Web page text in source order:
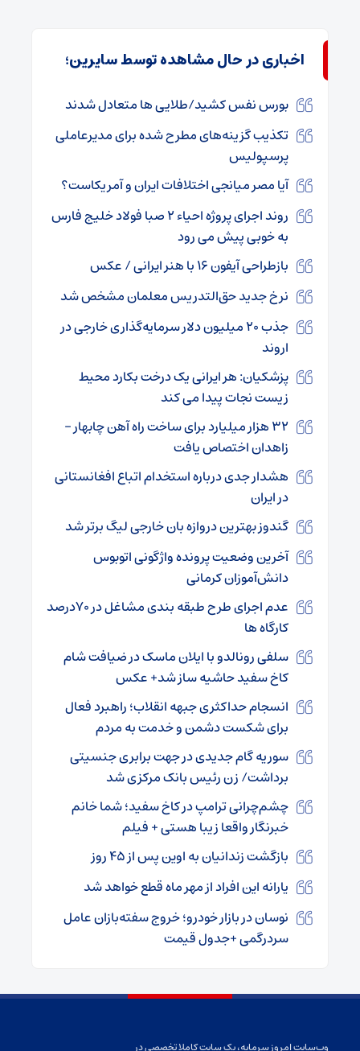
اخباری در حال مشاهده توسط سایرین؛
بورس نفس کشید/طلایی ها متعادل شدند
تکذیب گزینه‌های مطرح شده برای مدیرعاملی
پرسپولیس
آیا مصر میانجی اختلافات ایران و آمریکاست؟
روند اجرای پروژه احیاء ۲ صبا فولاد خلیج فارس
به خوبی پیش می رود
بازطراحی آیفون ۱۶ با هنر ایرانی / عکس
نرخ جدید حق‌التدریس معلمان مشخص شد
جذب ۲۰ میلیون دلار سرمایه‌گذاری خارجی در
اروند
پزشکیان: هر ایرانی یک درخت بکارد محیط
زیست نجات پیدا می کند
۳۲ هزار میلیارد برای ساخت راه آهن چابهار –
زاهدان اختصاص یافت
هشدار جدی درباره استخدام اتباع افغانستانی
در ایران
گندوز بهترین دروازه بان خارجی لیگ برتر شد
آخرین وضعیت پرونده واژگونی اتوبوس
دانش‌آموزان کرمانی
عدم اجرای طرح طبقه بندی مشاغل در ۷۰درصد
کارگاه ها
سلفی رونالدو با ایلان ماسک در ضیافت شام
کاخ سفید حاشیه ساز شد+ عکس
انسجام حداکثری جبهه انقلاب؛ راهبرد فعال
برای شکست دشمن و خدمت به مردم
سوریه گام جدیدی در جهت برابری جنسیتی
برداشت/ زن رئیس بانک مرکزی شد
چشم‌چرانی ترامپ در کاخ سفید؛ شما خانم
خبرنگار واقعا زیبا هستی + فیلم
بازگشت زندانیان به اوین پس از ۴۵ روز
یارانه این افراد از مهر ماه قطع خواهد شد
نوسان در بازار خودرو؛ خروج سفته‌بازان عامل
سردرگمی +جدول‌ قیمت
وب‌سایت امروز سرمایه، یک سایت کاملا تخصصی در